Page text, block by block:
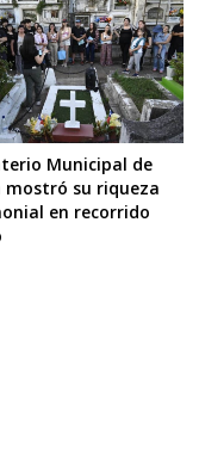
Municipal de
mostró su riqueza
en recorrido